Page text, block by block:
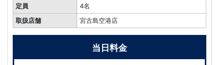
定員
4名
取扱店舗
宮古島空港店
当日料金